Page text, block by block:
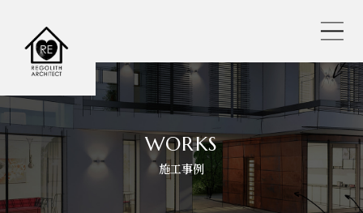
レゴリスの人気おすすめ仕様
REGOLITH STYLE
WORKS
施工事例